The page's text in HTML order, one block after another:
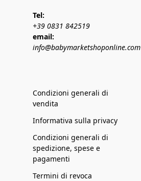
Tel:
+39 0831 842519
email:
info@babymarketshoponline.com
Condizioni generali di
vendita
Informativa sulla privacy
Condizioni generali di
spedizione, spese e
pagamenti
Termini di revoca